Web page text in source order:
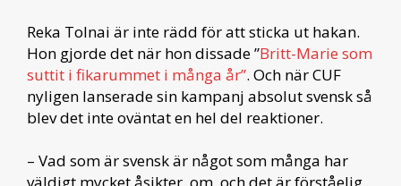
Reka Tolnai är inte rädd för att sticka ut hakan.
Hon gjorde det när hon dissade ”Britt-Marie som
suttit i fikarummet i många år”. Och när CUF
nyligen lanserade sin kampanj absolut svensk så
blev det inte oväntat en hel del reaktioner.
– Vad som är svensk är något som många har
väldigt mycket åsikter, om, och det är förståelig.